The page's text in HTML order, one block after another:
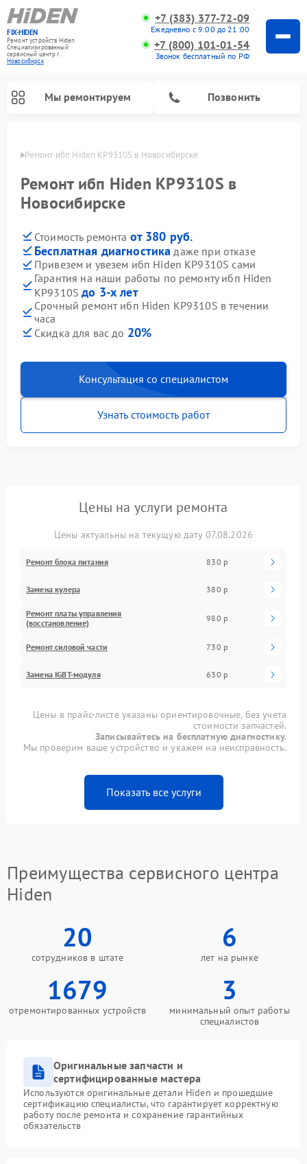
FIX-HIDEN
Ремонт устройств Hiden
Специализированный
cервисный центр г.
Новосибирск
+7 (383) 377-72-09
Ежедневно с 9:00 до 21:00
+7 (800) 101-01-54
Звонок бесплатный по РФ
Мы ремонтируем Позвонить
Ремонт ибп Hiden KP9310S в Новосибирске
Ремонт ибп Hiden KP9310S в
Новосибирске
Стоимость ремонта от 380 руб.
Бесплатная диагностика даже при отказе
Привезем и увезем ибп Hiden KP9310S сами
Гарантия на наши работы по ремонту ибп Hiden
KP9310Sдо 3-х лет
Срочный ремонт ибп Hiden KP9310S в течении
часа
Скидка для вас до 20%
Консультация со специалистом
Узнать стоимость работ
Цены на услуги ремонта
Цены актуальны на текущую дату 07.08.2026
Ремонт блока питания 830 р
Замена кулера 380 р
Ремонт платы управления
(восстановление)
980 р
Ремонт силовой части 730 р
Замена IGBT-модуля 630 р
Цены в прайс-листе указаны ориентировочные, без учета
стоимости запчастей.
Записывайтесь на бесплатную диагностику.
Мы проверим ваше устройство и укажем на неисправность.
Показать все услуги
Преимущества сервисного центра
Hiden
20
сотрудников в штате
6
лет на рынке
1679
отремонтированных устройств
3
минимальный опыт работы
специалистов
Оригинальные запчасти и
сертифицированные мастера
Используются оригинальные детали Hiden и прошедшие
сертификацию специалисты, что гарантирует корректную
работу после ремонта и сохранение гарантийных
обязательств